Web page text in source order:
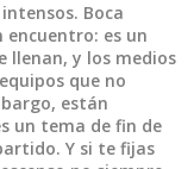
Boca
encuentro: es un
llenan, y los medios
que no
están
un tema de fin de
Y si te fijas